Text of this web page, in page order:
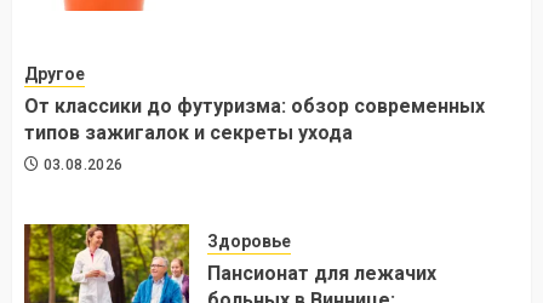
Другое
От классики до футуризма: обзор современных
типов зажигалок и секреты ухода
03.08.2026
Здоровье
Пансионат для лежачих